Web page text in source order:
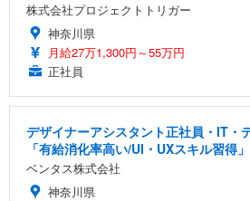
株式会社プロジェクトトリガー
神奈川県
月給27万1,300円～55万円
正社員
デザイナーアシスタント正社員・IT・
「有給消化率高い/UI・UXスキル習得」
ベンタス株式会社
神奈川県